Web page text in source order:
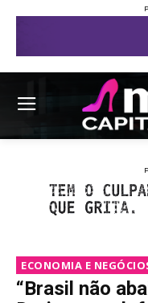
ECONOMIA E
“Brasil não